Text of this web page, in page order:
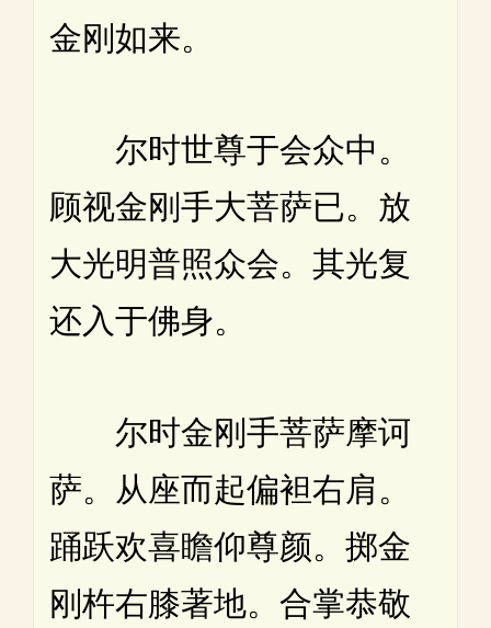
金刚如来。
尔时世尊于会众中。
顾视金刚手大菩萨已。放
大光明普照众会。其光复
还入于佛身。
尔时金刚手菩萨摩诃
萨。从座而起偏袒右肩。
踊跃欢喜瞻仰尊颜。掷金
刚杵右膝著地。合掌恭敬